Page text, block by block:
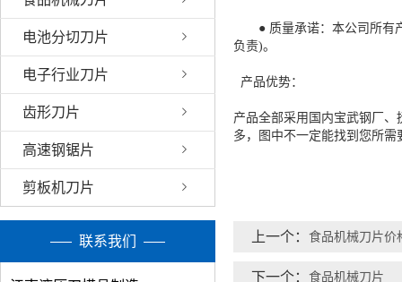
电池分切刀片
电子行业刀片
齿形刀片
高速钢锯片
剪板机刀片
联系我们
● 质量承诺：本公司所有产
负责)。
产品优势：
产品全部采用国内宝武钢厂
多，图中不一定能找到您所
上一个： 食品机械刀片价
下一个： 食品机械刀片